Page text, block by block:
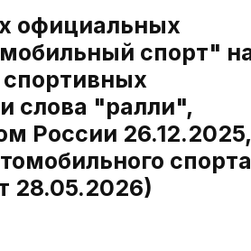
официальных
спорт"
спортивных
слова "ралли",
России 26.12.2025,
спорта
28.05.2026)